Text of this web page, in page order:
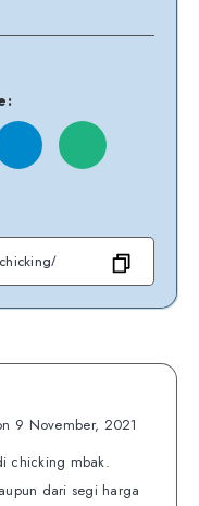
Share
Telegram
Share
WhatsApp
9 November, 2021
chicking mbak.
dari segi harga